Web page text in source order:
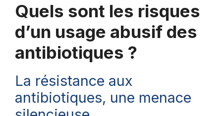
Quels sont les risques
d’un usage abusif des
antibiotiques ?
La résistance aux
antibiotiques, une menace